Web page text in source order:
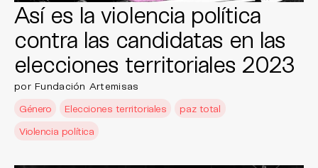
Así es la violencia política
contra las candidatas en las
elecciones territoriales 2023
por Fundación Artemisas
Género
Elecciones territoriales
paz total
Violencia política